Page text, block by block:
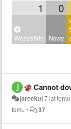
1 0
Wszystkie Nowy
Cannot download
jareekul7 lat temu
temu • 37